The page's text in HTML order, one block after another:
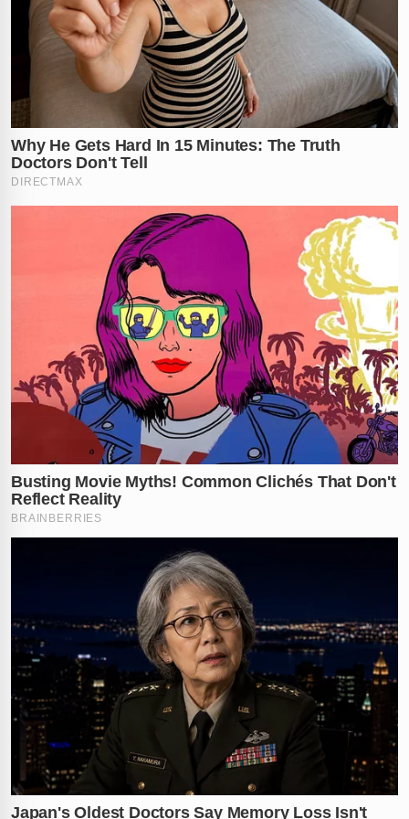
teve sua identidade revelada publicamente pelas
autoridades locais envolvidas na investigação.
O crime de zoofilia é rigorosamente tipificado como
maus-tratos a animais pelaLei de Crimes Ambientais
(Lei 9.605/1998). Caso seja condenado, o idoso
poderá enfrentar uma pena de detenção que varia de
três meses a um ano, além de pesadas multas
administrativas e judiciais. O rigor da legislação
brasileira busca coibir práticas cruéis que atentam
contra a integridade de seres incapazes de se defender.
Até o presente momento, ninguém foi preso, mas a
Polícia Civilsegue trabalhando com as provas digitais
obtidas através do vídeo viralizado para concluir o
caso. A comunidade de
São Lourenço da Mata
permanece em choque e exige justiça célere para o
ocorrido, enquanto a delegacia especializada reforça a
importância de denúncias formais para combater a
impunidade em crimes ambientais.
Até onde vai a crueldade humana contra seres
indefesos? Deixe sua opinião nos comentários sobre o
rigor das leis atuais contra esse tipo de crime.